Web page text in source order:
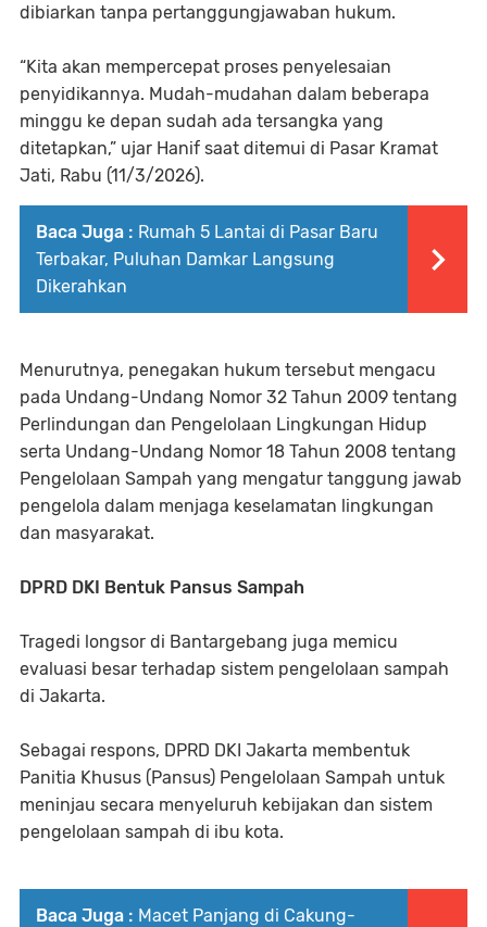
dibiarkan tanpa pertanggungjawaban hukum.
“Kita akan mempercepat proses penyelesaian
penyidikannya. Mudah-mudahan dalam beberapa
minggu ke depan sudah ada tersangka yang
ditetapkan,” ujar Hanif saat ditemui di Pasar Kramat
Jati, Rabu (11/3/2026).
Baca Juga : Rumah 5 Lantai di Pasar Baru
Terbakar, Puluhan Damkar Langsung
Dikerahkan
Menurutnya, penegakan hukum tersebut mengacu
pada Undang-Undang Nomor 32 Tahun 2009 tentang
Perlindungan dan Pengelolaan Lingkungan Hidup
serta Undang-Undang Nomor 18 Tahun 2008 tentang
Pengelolaan Sampah yang mengatur tanggung jawab
pengelola dalam menjaga keselamatan lingkungan
dan masyarakat.
DPRD DKI Bentuk Pansus Sampah
Tragedi longsor di Bantargebang juga memicu
evaluasi besar terhadap sistem pengelolaan sampah
di Jakarta.
Sebagai respons, DPRD DKI Jakarta membentuk
Panitia Khusus (Pansus) Pengelolaan Sampah untuk
meninjau secara menyeluruh kebijakan dan sistem
pengelolaan sampah di ibu kota.
Baca Juga : Macet Panjang di Cakung-